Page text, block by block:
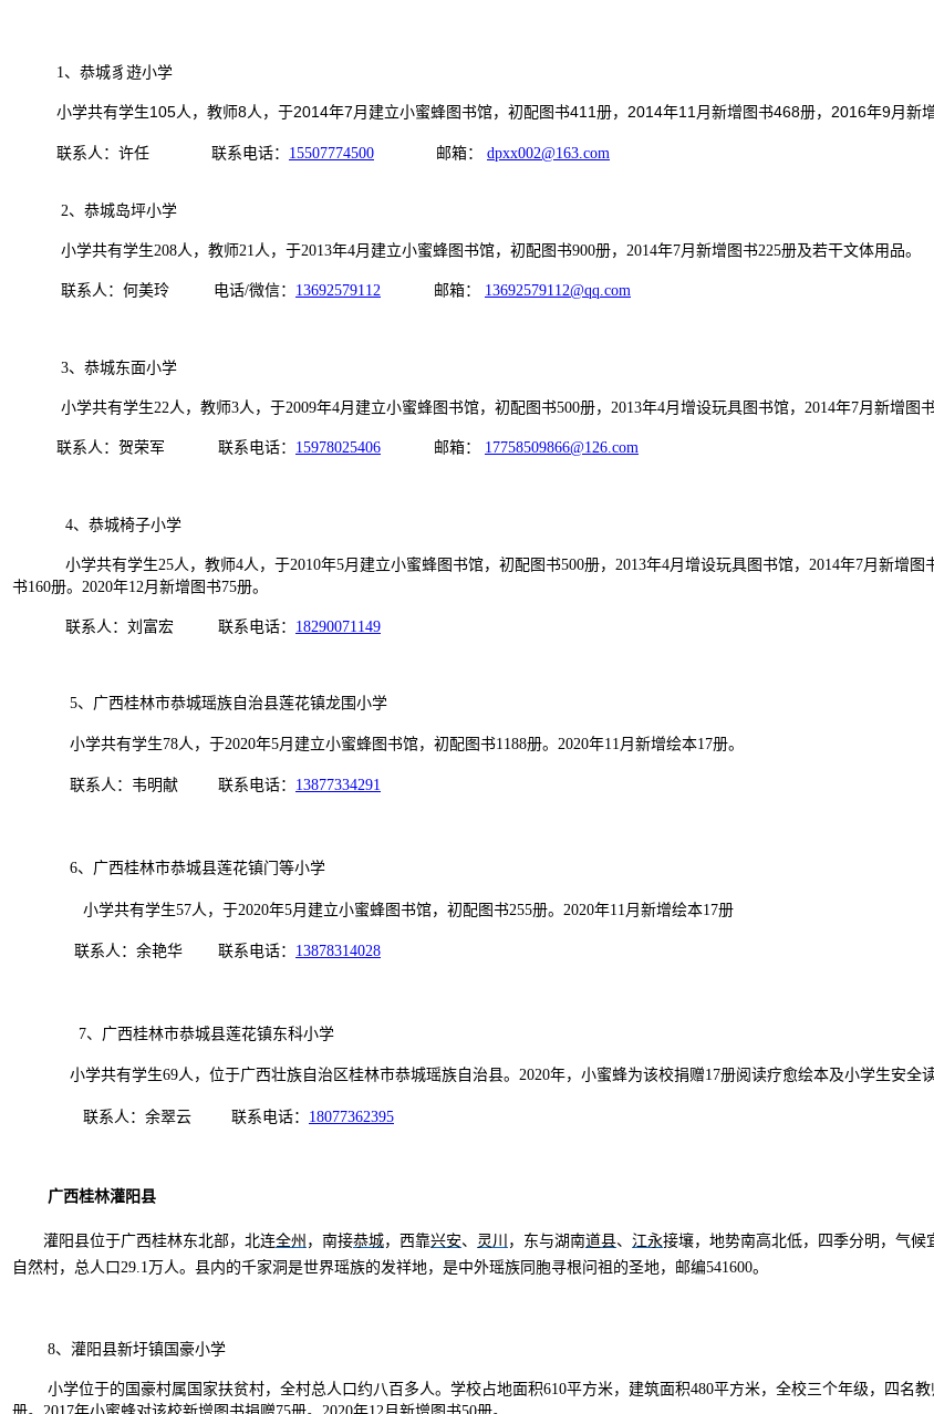
1、恭城豸逰小学
小学共有学生105人，教师8人，于2014年7月建立小蜜蜂图书馆，初配图书411册，2014年11月新增图书468册，2016年9月新
联系人：许任 联系电话： 15507774500 邮箱： dpxx002@163.com
2、恭城岛坪小学
小学共有学生208人，教师21人，于2013年4月建立小蜜蜂图书馆，初配图书900册，2014年7月新增图书225册及若干文体用品。
联系人：何美玲 电话/微信： 13692579112 邮箱： 13692579112@qq.com
3、恭城东面小学
小学共有学生22人，教师3人，于2009年4月建立小蜜蜂图书馆，初配图书500册，2013年4月增设玩具图书馆，2014年7月新增图书
联系人：贺荣军 联系电话： 15978025406 邮箱： 17758509866@126.com
4、恭城椅子小学
小学共有学生25人，教师4人，于2010年5月建立小蜜蜂图书馆，初配图书500册，2013年4月增设玩具图书馆，2014年7月新增图书
书160册。2020年12月新增图书75册。
联系人：刘富宏 联系电话： 18290071149
5、广西桂林市恭城瑶族自治县莲花镇龙围小学
小学共有学生78人，于2020年5月建立小蜜蜂图书馆，初配图书1188册。2020年11月新增绘本17册。
联系人：韦明献 联系电话： 13877334291
6、广西桂林市恭城县莲花镇门等小学
小学共有学生57人，于2020年5月建立小蜜蜂图书馆，初配图书255册。2020年11月新增绘本17册
联系人：余艳华 联系电话： 13878314028
7、广西桂林市恭城县莲花镇东科小学
小学共有学生69人，位于广西壮族自治区桂林市恭城瑶族自治县。2020年，小蜜蜂为该校捐赠17册阅读疗愈绘本及小学生安全读
联系人：余翠云 联系电话： 18077362395
广西桂林灌阳县
灌阳县位于广西桂林东北部，北连全州 ，南接恭城，西靠兴安、 灵川 ，东与湖南道县、 江永接壤，地势南高北低，四季分明，气候
自然村，总人口29.1万人。县内的千家洞是世界瑶族的发祥地，是中外瑶族同胞寻根问祖的圣地，邮编541600。
8、灌阳县新圩镇国豪小学
小学位于的国豪村属国家扶贫村，全村总人口约八百多人。学校占地面积610平方米，建筑面积480平方米，全校三个年级，四名教